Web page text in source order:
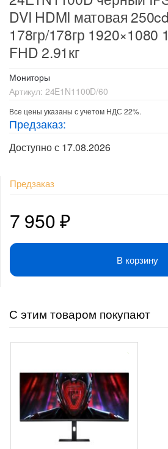
DVI HDMI матовая 250cd
178гр/178гр 1920×1080
FHD 2.91кг
Мониторы
Артикул: 24E1N1100D/60
Все цены указаны с учетом НДС 22%.
Предзаказ:
Доступно с 17.08.2026
Предзаказ
7 950₽
В корзину
С этим товаром покупают